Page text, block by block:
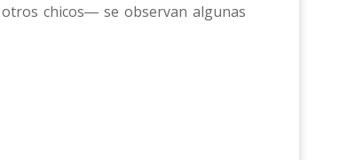
chicos― se observan algunas